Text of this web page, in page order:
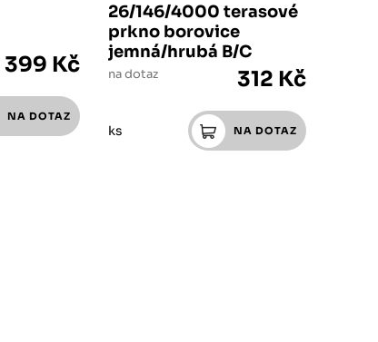
399 Kč
26/146/4000 terasové
prkno borovice
jemná/hrubá B/C
na dotaz 312 Kč
ks